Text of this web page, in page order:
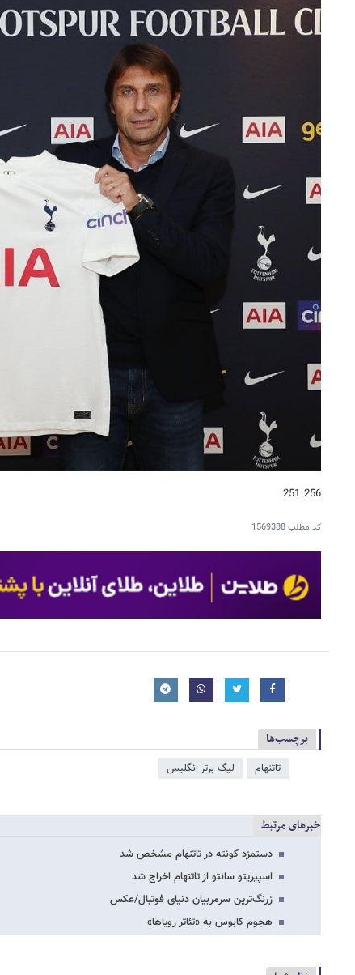
256 251
کد مطلب1569388
برچسب‌ها
تاتنهام لیگ برتر انگلیس
خبرهای مرتبط
دستمزد کونته در تاتنهام مشخص شد
اسپیریتو سانتو از تاتنهام اخراج شد
زرنگ‌ترین سرمربیان دنیای فوتبال/عکس
هجوم کابوس به «تئاتر رویاها»